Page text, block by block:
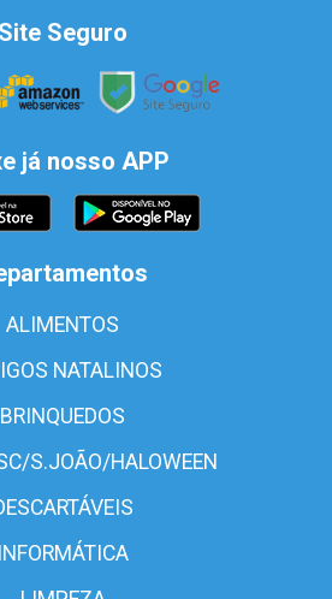
Site Seguro
já nosso APP
ALIMENTOS
NATALINOS
BRINQUEDOS
S.JOÃO/HALOWEEN
INFORMÁTICA